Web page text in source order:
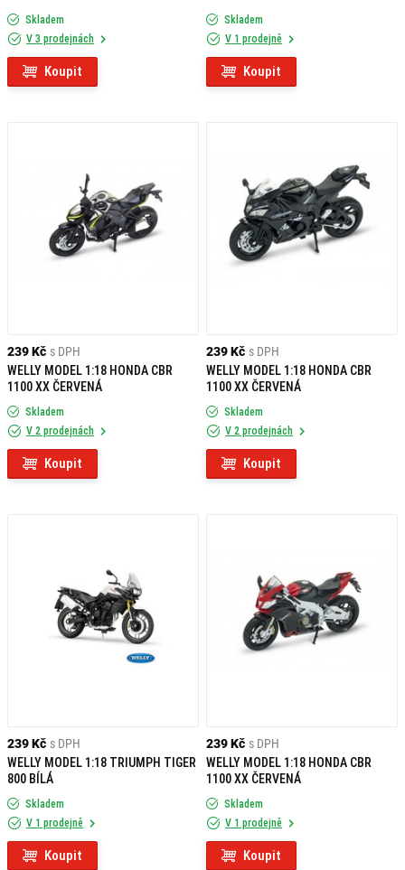
Skladem
V 3 prodejnách
Koupit
Skladem
V 1 prodejně
Koupit
239 Kč s DPH
WELLY MODEL 1:18 HONDA CBR
1100 XX ČERVENÁ
Skladem
V 2 prodejnách
Koupit
239 Kč s DPH
WELLY MODEL 1:18 HONDA CBR
1100 XX ČERVENÁ
Skladem
V 2 prodejnách
Koupit
239 Kč s DPH
WELLY MODEL 1:18 TRIUMPH TIGER
800 BÍLÁ
Skladem
V 1 prodejně
Koupit
239 Kč s DPH
WELLY MODEL 1:18 HONDA CBR
1100 XX ČERVENÁ
Skladem
V 1 prodejně
Koupit